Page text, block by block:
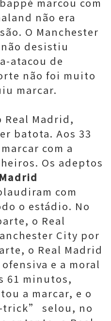
não era
O Manchester
desistiu
atacou de
não foi muito
marcar.
Real Madrid,
batota. Aos 33
com a
Os adeptos
com
o estádio. No
o Real
City por
o Real Madrid
e a moral
61 minutos,
a marcar, e o
trick” selou, no